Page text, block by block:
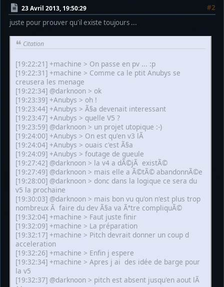
23 Avril 2013, 19:50:29
#2
juste pour prouver qu'il existe toujours ...
Citation
[19:22:21] +machine > On passe en pv ... :p
[19:22:31] +machine > Comme ca le ptit Anubys se
creusera les menage
[19:22:34] @darknoon > ok
[19:23:39] +Anubys > oh !
[19:23:44] +Anubys > Ã§a devenait interessant
[19:23:47] +Anubys > quelle V5 ?
[19:23:59] @darknoon > un projet utopique :-)
[19:24:00] +Anubys > On est qu'en v3 lÃ
[19:24:04] +Anubys > ouais c'est Ã§a
[19:24:09] +Anubys > foutage de gueule
[19:27:42] @darknoon > la v4 a dÃ©jÃ existÃ©
[19:27:49] @darknoon > mais elle a Ã©tÃ© abandonnÃ©e
[19:28:00] @darknoon > donc dans la logique ce sera du
v5 la prochaine
[19:30:03] @darknoon > mais bon vu qu'on n'est plus trop
nombreux Ã faire du dev Ã§a va Ãªtre compliquÃ©
[19:32:04] +machine > Faut juste finir
[19:32:09] +machine > La préparation
[19:32:17] +machine > Pitch devrait donner un coup d
acceleration
[19:32:26] +machine > Enfin j espere
[19:32:34] +machine > Apres j ai des idée de barge pour
la v5
[19:32:37] @darknoon > pitch est absent jusqu'en aout lÃ